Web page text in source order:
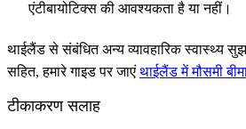
एंटीबायोटिक्स की आवश्यकता है या नहीं।
थाईलैंड से संबंधित अन्य व्यावहारिक स्वास्थ्य
सहित, हमारे गाइड पर जाएं थाईलैंड में मौसमी
टीकाकरण सलाह